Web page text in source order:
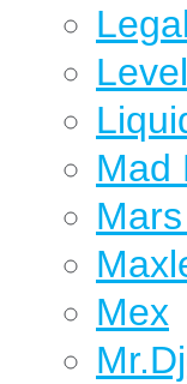
Mad
Mex